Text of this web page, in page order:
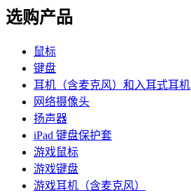
选购产品
鼠标
键盘
耳机（含麦克风）和入耳式耳机
网络摄像头
扬声器
iPad 键盘保护套
游戏鼠标
游戏键盘
游戏耳机（含麦克风）